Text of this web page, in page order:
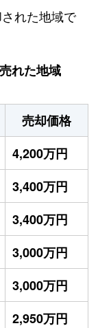
れた地域で
れた地域
売却価格
4,200万円
3,400万円
3,400万円
3,000万円
3,000万円
2,950万円